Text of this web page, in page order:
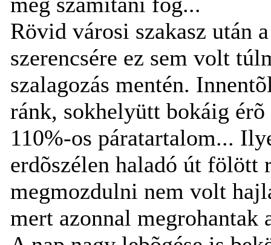
Rövid városi szakasz után
szerencsére ez sem volt
szalagozás mentén.
ránk, sokhelyütt bokáig érõ
110%-os páratartalom...
erdõszélen haladó út fölött
megmozdulni nem volt
mert azonnal megrohantak